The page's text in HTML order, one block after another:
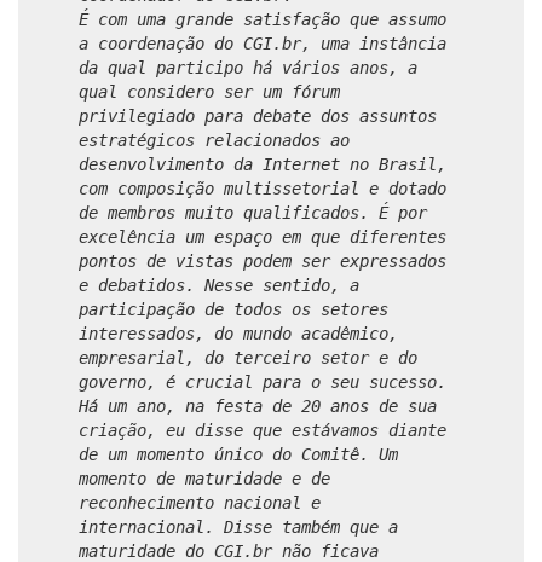
É com uma grande satisfação que assumo
a coordenação do CGI.br, uma instância
da qual participo há vários anos, a
qual considero ser um fórum
privilegiado para debate dos assuntos
estratégicos relacionados ao
desenvolvimento da Internet no Brasil,
com composição multissetorial e dotado
de membros muito qualificados. É por
excelência um espaço em que diferentes
pontos de vistas podem ser expressados
e debatidos. Nesse sentido, a
participação de todos os setores
interessados, do mundo acadêmico,
empresarial, do terceiro setor e do
governo, é crucial para o seu sucesso.
Há um ano, na festa de 20 anos de sua
criação, eu disse que estávamos diante
de um momento único do Comitê. Um
momento de maturidade e de
reconhecimento nacional e
internacional. Disse também que a
maturidade do CGI.br não ficava